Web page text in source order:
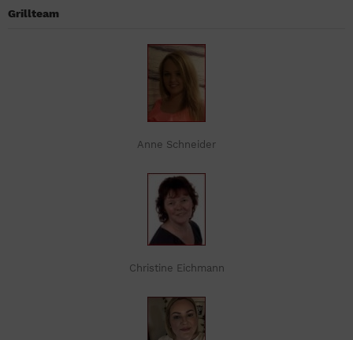
Grillteam
Anne Schneider
Christine Eichmann